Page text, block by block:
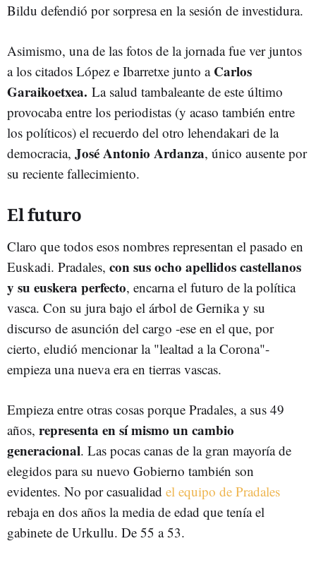
Bildu defendió por sorpresa en la sesión de investidura.
Asimismo, una de las fotos de la jornada fue ver juntos
a los citados López e Ibarretxe junto a Carlos
Garaikoetxea. La salud tambaleante de este último
provocaba entre los periodistas (y acaso también entre
los políticos) el recuerdo del otro lehendakari de la
democracia, José Antonio Ardanza, único ausente por
su reciente fallecimiento.
El futuro
Claro que todos esos nombres representan el pasado en
Euskadi. Pradales, con sus ocho apellidos castellanos
y su euskera perfecto, encarna el futuro de la política
vasca. Con su jura bajo el árbol de Gernika y su
discurso de asunción del cargo -ese en el que, por
cierto, eludió mencionar la "lealtad a la Corona"-
empieza una nueva era en tierras vascas.
Empieza entre otras cosas porque Pradales, a sus 49
años, representa en sí mismo un cambio
generacional. Las pocas canas de la gran mayoría de
elegidos para su nuevo Gobierno también son
evidentes. No por casualidad el equipo de Pradales
rebaja en dos años la media de edad que tenía el
gabinete de Urkullu. De 55 a 53.